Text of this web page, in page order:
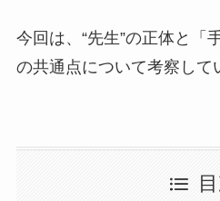
今回は、“先生”の正体と「
の共通点について考察して